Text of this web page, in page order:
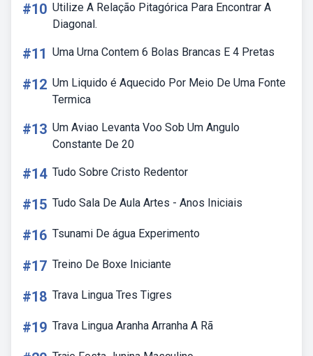
#10 Utilize A Relação Pitagórica Para Encontrar A
Diagonal.
#11 Uma Urna Contem 6 Bolas Brancas E 4 Pretas
#12 Um Liquido é Aquecido Por Meio De Uma Fonte
Termica
#13 Um Aviao Levanta Voo Sob Um Angulo
Constante De 20
#14 Tudo Sobre Cristo Redentor
#15 Tudo Sala De Aula Artes - Anos Iniciais
#16 Tsunami De água Experimento
#17 Treino De Boxe Iniciante
#18 Trava Lingua Tres Tigres
#19 Trava Lingua Aranha Arranha A Rã